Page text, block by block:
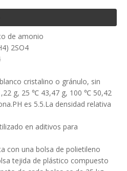
de amonio
2SO4
cristalino o gránulo, sin
g, 25 ℃ 43,47 g, 100 ℃ 50,42
es 5.5.La densidad relativa
en aditivos para
con una bolsa de polietileno
tejida de plástico compuesto